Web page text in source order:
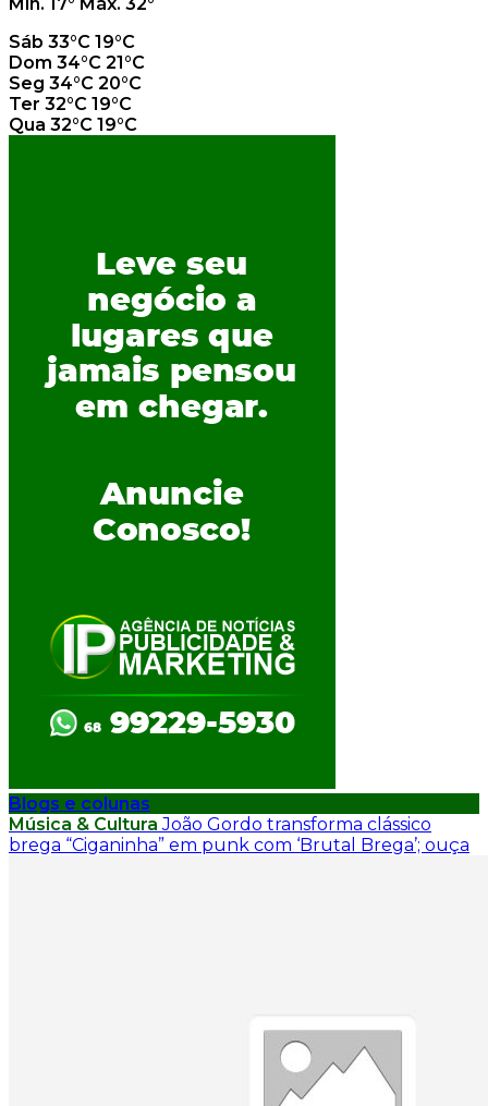
Sáb 33°C 19°C
Dom 34°C 21°C
Seg 34°C 20°C
Ter 32°C 19°C
Qua 32°C 19°C
Blogs e colunas
Música & Cultura João Gordo transforma clássico
brega “Ciganinha” em punk com ‘Brutal Brega’; ouça